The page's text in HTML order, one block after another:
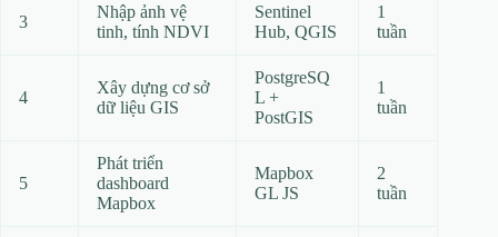
3
Nhập ảnh vệ
tinh, tính NDVI
Sentinel
Hub, QGIS
1
tuần
4
Xây dựng cơ sở
dữ liệu GIS
PostgreSQ
L +
PostGIS
1
tuần
5
Phát triển
dashboard
Mapbox
Mapbox
GL JS
2
tuần